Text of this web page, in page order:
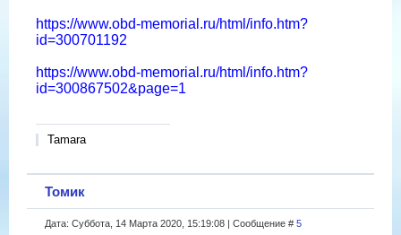
https://www.obd-memorial.ru/html/info.htm?
id=300701192
https://www.obd-memorial.ru/html/info.htm?
id=300867502&page=1
Tamara
Томик
Дата: Суббота, 14 Марта 2020, 15:19:08 | Сообщение # 5